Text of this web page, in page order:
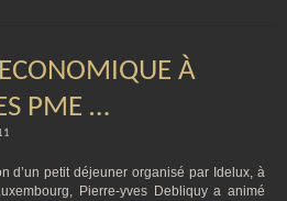
ECONOMIQUE À
PME …
d’un petit déjeuner organisé par Idelux, à
Pierre-yves Debliquy a animé